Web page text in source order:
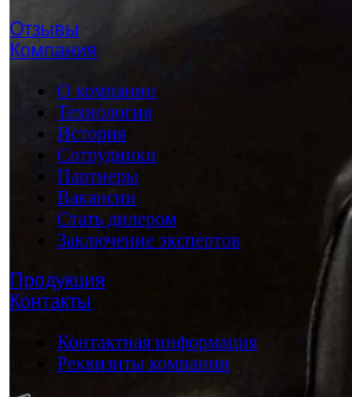
Отзывы
Компания
О компании
Технология
История
Сотрудники
Партнеры
Вакансии
Стать дилером
Заключение экспертов
Продукция
Контакты
Контактная информация
Реквизиты компании